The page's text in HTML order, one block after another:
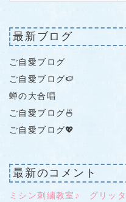
最新ブログ
ご自愛ブログ
ご自愛ブログ🍉
蝉の大合唱
ご自愛ブログ🍜
ご自愛ブログ💖
最新のコメント
ミシン刺繍教室♪ グリッ